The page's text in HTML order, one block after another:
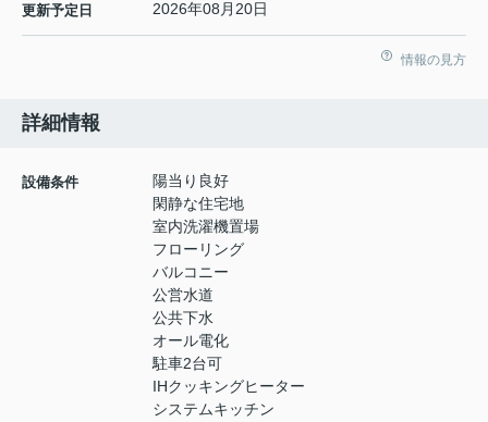
更新予定日 2026年08月20日
情報の見方
詳細情報
設備条件
陽当り良好
閑静な住宅地
室内洗濯機置場
フローリング
バルコニー
公営水道
公共下水
オール電化
駐車2台可
IHクッキングヒーター
システムキッチン